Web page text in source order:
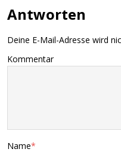
Antworten
Deine E-Mail-Adresse wird
Kommentar
Name*